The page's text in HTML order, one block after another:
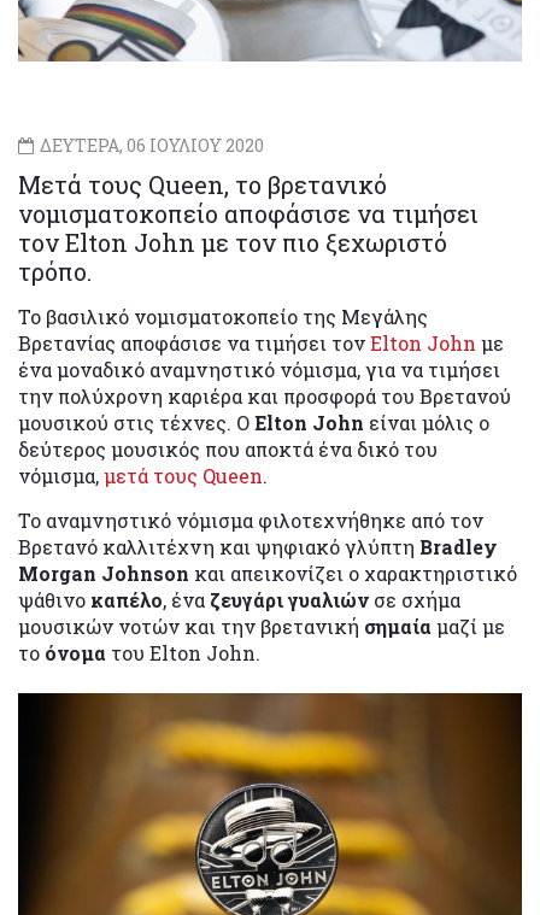
ΔΕΥΤΕΡΑ, 06 ΙΟΥΛΙΟΥ 2020
Μετά τους Queen, το βρετανικό
νομισματοκοπείο αποφάσισε να τιμήσει
τον Elton John με τον πιο ξεχωριστό
τρόπο.
Το βασιλικό νομισματοκοπείο της Μεγάλης
Βρετανίας αποφάσισε να τιμήσει τονElton John με
ένα μοναδικό αναμνηστικό νόμισμα, για να τιμήσει
την πολύχρονη καριέρα και προσφορά του Βρετανού
μουσικού στις τέχνες. ΟElton John είναι μόλις ο
δεύτερος μουσικός που αποκτά ένα δικό του
νόμισμα,μετά τους Queen.
Το αναμνηστικό νόμισμα φιλοτεχνήθηκε από τον
Βρετανό καλλιτέχνη και ψηφιακό γλύπτη Bradley
Morgan Johnson και απεικονίζει ο χαρακτηριστικό
ψάθινο καπέλο, ένα ζευγάρι γυαλιών σε σχήμα
μουσικών νοτών και την βρετανική σημαίαμαζί με
το όνομα του Elton John.